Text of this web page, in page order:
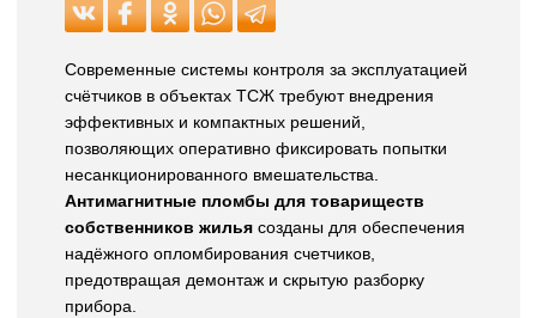
Современные системы контроля за эксплуатацией
счётчиков в объектах ТСЖ требуют внедрения
эффективных и компактных решений,
позволяющих оперативно фиксировать попытки
несанкционированного вмешательства.
Антимагнитные пломбы для товариществ
собственников жилья созданы для обеспечения
надёжного опломбирования счетчиков,
предотвращая демонтаж и скрытую разборку
прибора.